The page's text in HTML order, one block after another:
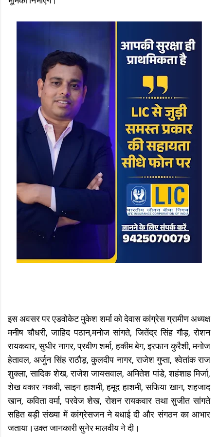
इस अवसर पर एडवोकेट मुकेश शर्मा को देवास कांग्रेस ग्रामीण अध्यक्ष
मनीष चौधरी, जाहिद पठान,मनोज सांगते, जितेंद्र सिंह गौड़, रोशन
रायकवार, सुधीर नागर, प्रवीण शर्मा, हकीम बेग, इरफान कुरैशी, मनोज
हेतावल, अर्जुन सिंह राठौड़, कुलदीप नागर, राजेश गुप्ता, श्वेतांक राज
शुक्ला, सादिक शेख, राजेश जायसवाल, अमितेश पांडे, शहंशाह मिर्जा,
शेख वकार नकवी, साइन हाशमी, हमूद हाशमी, सफिया खान, शहजाद
खान, कविता वर्मा, परवेज शेख, रोशन रायकवार तथा सुजीत सांगते
सहित बड़ी संख्या में कांग्रेसजन ने बधाई दी और संगठन का आभार
जताया।उक्त जानकारी सुनेर मालवीय ने दी।